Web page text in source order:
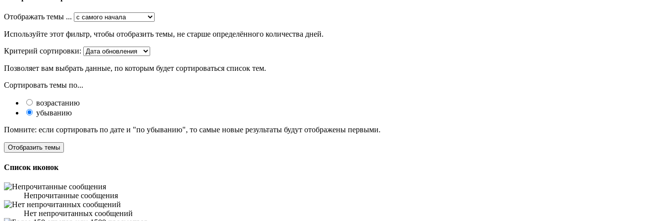
Отображать темы ...
Используйте этот фильтр, чтобы отобразить темы, не старше определённого количества дней.
Критерий сортировки:
Позволяет вам выбрать данные, по которым будет сортироваться список тем.
Сортировать темы по...
возрастанию
убыванию
Помните: если сортировать по дате и "по убыванию", то самые новые результаты будут отображены первыми.
Список иконок
Непрочитанные сообщения
Нет непрочитанных сообщений